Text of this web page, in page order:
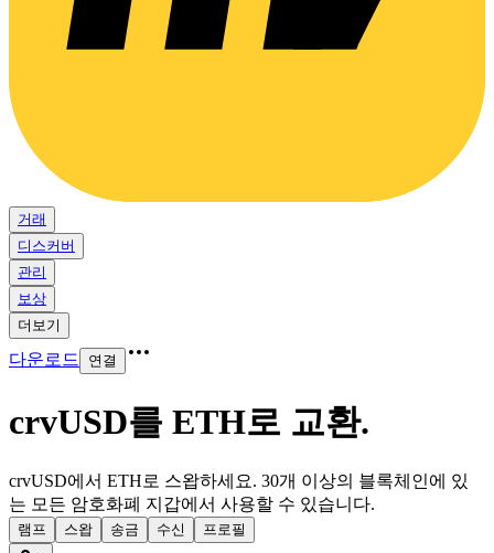
거래
디스커버
관리
보상
더보기
다운로드 연결
crvUSD를 ETH로 교환.
crvUSD에서 ETH로 스왑하세요. 30개 이상의 블록체인에 있
는 모든 암호화폐 지갑에서 사용할 수 있습니다.
램프 스왑 송금 수신 프로필